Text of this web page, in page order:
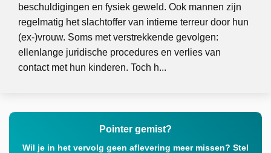
beschuldigingen en fysiek geweld. Ook mannen zijn
regelmatig het slachtoffer van intieme terreur door hun
(ex-)vrouw. Soms met verstrekkende gevolgen:
ellenlange juridische procedures en verlies van
contact met hun kinderen. Toch h...
Pointer gemist?
Wil je in het vervolg geen aflevering meer missen? Stel